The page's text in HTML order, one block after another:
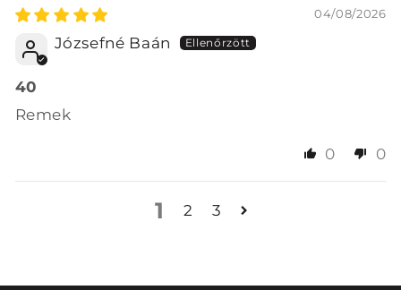
04/08/2026
Józsefné Baán
40
Remek
0 0
1 2 3